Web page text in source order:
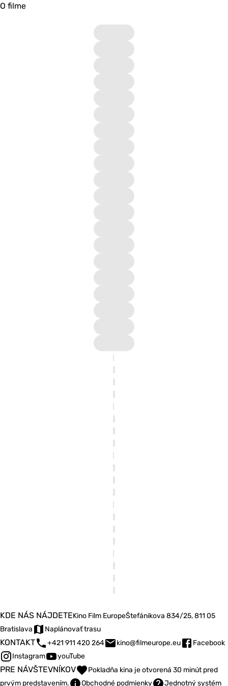
O filme
KDE NÁS NÁJDETEKino Film EuropeŠtefánikova 834/25, 811 05
Bratislava
Naplánovať trasu
KONTAKT +421 911 420 264 kino@filmeurope.eu
Facebook
Instagram
youTube
PRE NÁVŠTEVNÍKOV
Pokladňa kina je otvorená 30 minút pred
prvým predstavením.
Obchodné podmienky Jednotný systém